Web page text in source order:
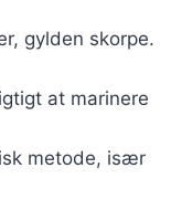
gylden skorpe.
at marinere
metode, især